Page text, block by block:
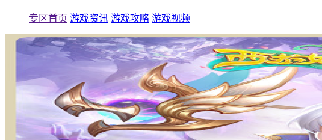
专区首页 游戏资讯 游戏攻略 游戏视频